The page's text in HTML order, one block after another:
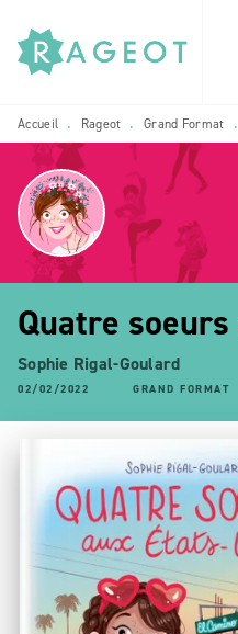
MENU RECHERCHE
PIED DE PAGE
Accueil • Rageot • Grand Format •
Quatre
Sophie Rigal-Goulard
02/02/2022 GRAND FORMAT